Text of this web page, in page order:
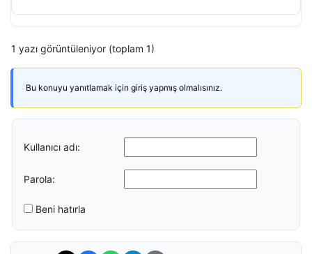
1 yazı görüntüleniyor (toplam 1)
Bu konuyu yanıtlamak için giriş yapmış olmalısınız.
Kullanıcı adı:
Parola:
Beni hatırla